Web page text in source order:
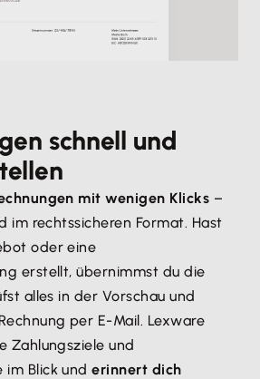
schnell und
mit wenigen Klicks –
im rechtssicheren Format. Hast
oder eine
erstellt, übernimmst du die
alles in der Vorschau und
per E-Mail. Lexware
Zahlungsziele und
im Blick underinnert dich